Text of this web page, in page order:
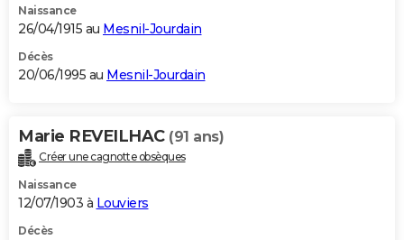
Naissance
26/04/1915 au Mesnil-Jourdain
Décès
20/06/1995 au Mesnil-Jourdain
Marie REVEILHAC (91 ans)
Créer une cagnotte obsèques
Naissance
12/07/1903 à Louviers
Décès